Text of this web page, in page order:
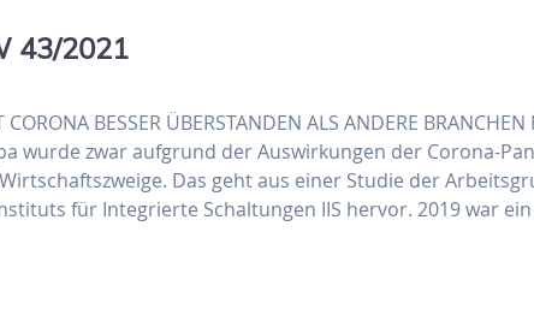
43/2021
CORONA BESSER ÜBERSTANDEN ALS ANDERE
wurde zwar aufgrund der Auswirkungen der Corona-
Das geht aus einer Studie der
für Integrierte Schaltungen IIS hervor. 2019 war